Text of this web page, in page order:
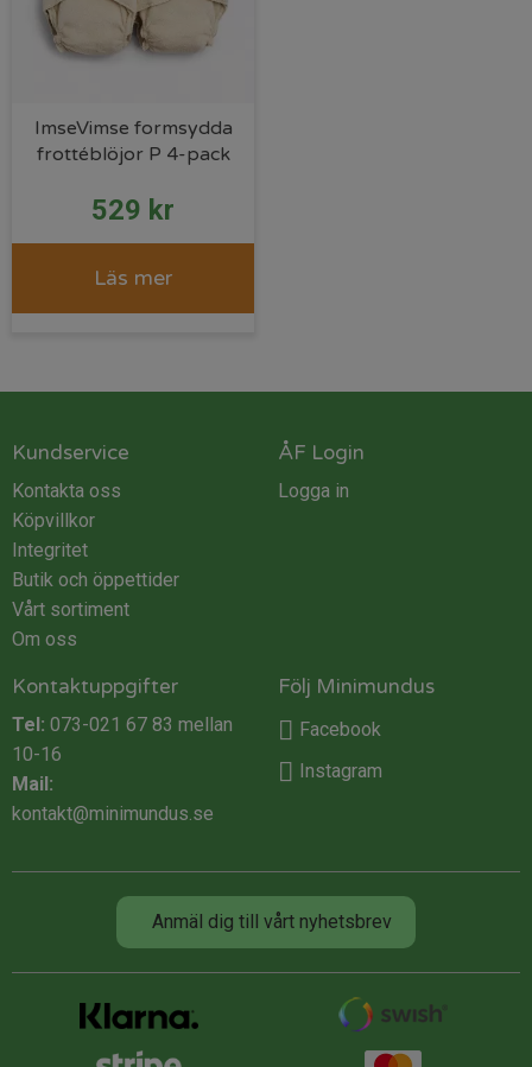
ImseVimse formsydda
frottéblöjor P 4-pack
529 kr
Läs mer
Kundservice
Kontakta oss
Köpvillkor
Integritet
Butik och öppettider
Vårt sortiment
Om oss
ÅF Login
Logga in
Kontaktuppgifter
Tel: 073-021 67 83 mellan
10-16
Mail:
kontakt@minimundus.se
Följ Minimundus
Facebook
Instagram
Anmäl dig till vårt nyhetsbrev